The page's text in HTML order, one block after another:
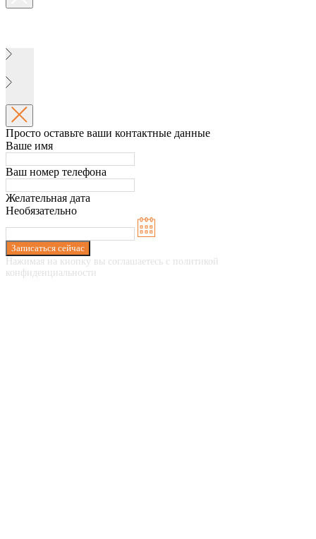
Просто оставьте ваши контактные данные
Ваше имя
Ваш номер телефона
Желательная дата
Необязательно
Записаться сейчас
Нажимая на кнопку вы соглашаетесь с политикой
конфиденциальности